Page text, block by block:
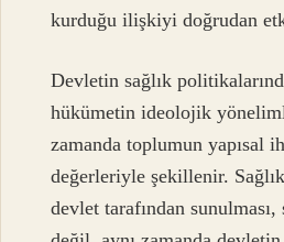
kurduğu ilişkiyi doğrudan
Devletin sağlık
hükümetin ideolojik
zamanda toplumun yapısal
değerleriyle şekillenir.
devlet tarafından